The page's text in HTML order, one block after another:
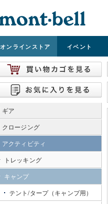
オンラインストア イベント
ギア
クロージング
アクティビティ
トレッキング
キャンプ
テント/タープ（キャンプ用）